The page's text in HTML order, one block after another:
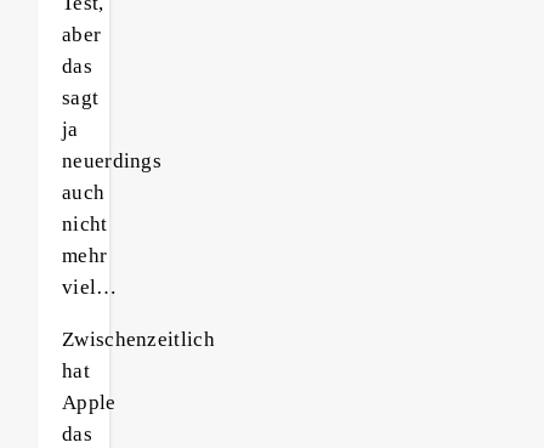
aber
das
sagt
ja
neuerdings
auch
nicht
mehr
viel…
Zwischenzeitlich
hat
Apple
das